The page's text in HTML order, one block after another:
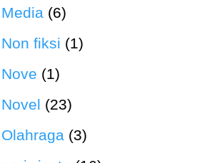
Media (6)
Non fiksi (1)
Nove (1)
Novel (23)
Olahraga (3)